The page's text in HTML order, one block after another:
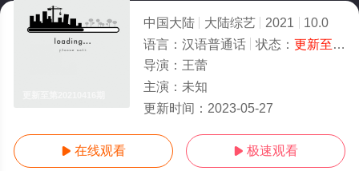
中国大陆 大陆综艺 2021
10.0
语言： 汉语普通话 状态： 更新至第20210416期
导演： 王蕾
主演： 未知
更新时间： 2023-05-27
 在线观看  极速观看